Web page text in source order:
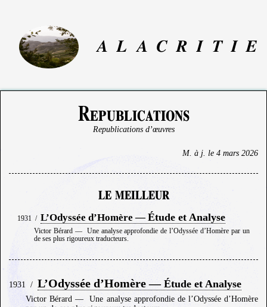
A L A C R I T I E
Republications
Republications d’œuvres
M. à j. le 4 mars 2026
le meilleur
1931 / L’Odyssée d’Homère —Étude et Analyse
Victor Bérard—
Une analyse approfondie de l’Odyssée d’Homère par un
de ses plus rigoureux traducteurs.
1931 / L’Odyssée d’Homère — Étude et Analyse
Victor Bérard —Une analyse approfondie de l’Odyssée d’Homère